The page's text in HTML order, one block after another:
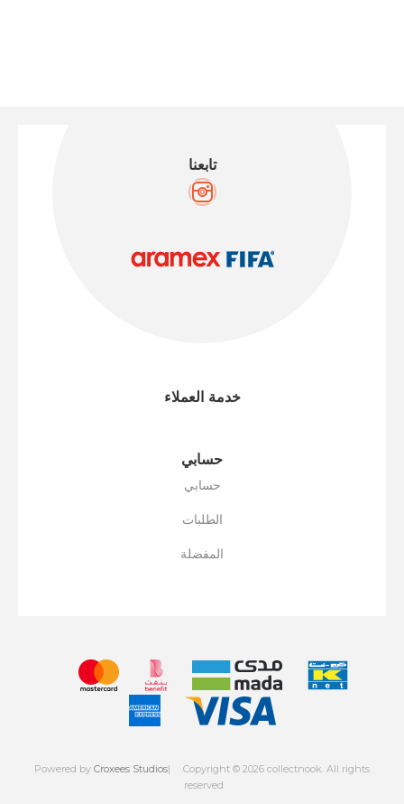
تابعنا
خدمة العملاء
حسابي
حسابي
الطلبات
المفضلة
Powered by Croxees Studios
.Copyright © 2026 collectnook. All rights
reserved